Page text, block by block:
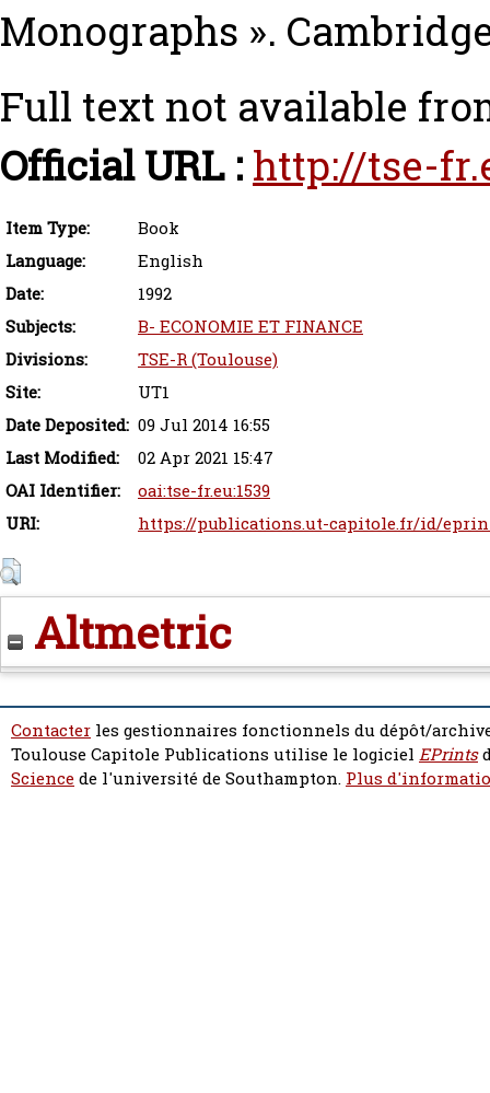
Monographs ».
Full text not available
Official URL : http://tse-
Item Type:
Book
Language:
English
Date:
1992
Subjects:
B- ECONOMIE ET FINANCE
Divisions:
TSE-R (Toulouse)
Site:
UT1
Date Deposited: 09 Jul 2014 16:55
Last Modified:
02 Apr 2021 15:47
OAI Identifier:
oai:tse-fr.eu:1539
URI:
https://publications.ut-capitole.fr/id/
Altmetric
Contacter les gestionnaires fonctionnels du dépôt/
Toulouse Capitole Publications utilise le logiciel EPrints
Sciencede l'université de Southampton. Plus